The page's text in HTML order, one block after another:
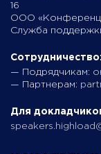
16
ООО
Служба
Сотрудничество:
— Подрядчикам:
— Партнерам:
Для